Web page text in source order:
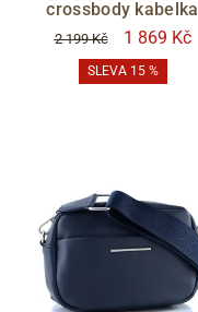
crossbody kabelka
2 199 Kč 1 869 Kč
SLEVA 15 %